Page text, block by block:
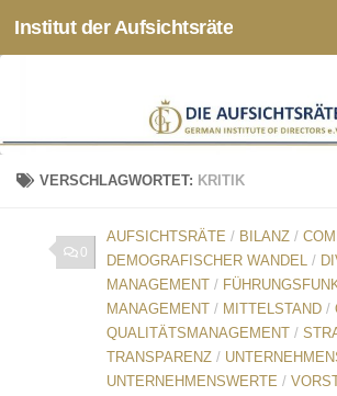
Zum Inhalt springen
Institut der Aufsichtsräte
VERSCHLAGWORTET: KRITIK
0
AUFSICHTSRÄTE / BILANZ /
DEMOGRAFISCHER WANDEL /
MANAGEMENT /
MANAGEMENT / MITTELSTAND /
QUALITÄTSMANAGEMENT /
TRANSPARENZ /
UNTERNEHMENSWERTE /